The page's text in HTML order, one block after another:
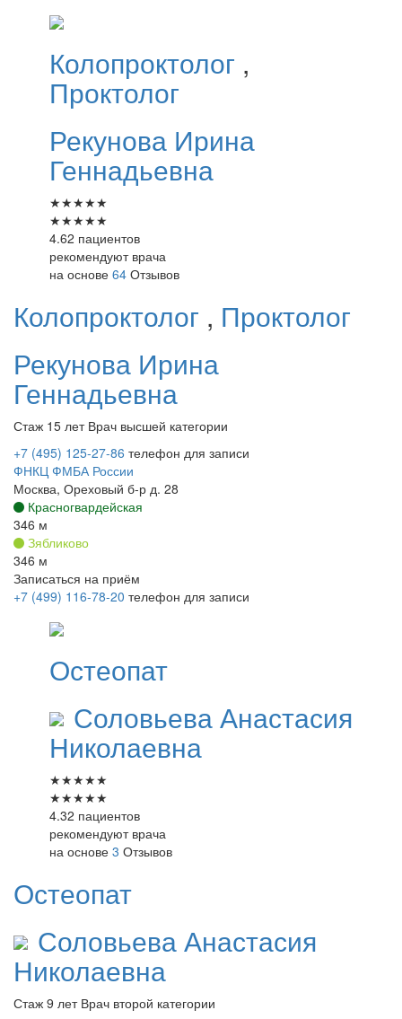
Колопроктолог ,
Проктолог
Рекунова Ирина
Геннадьевна
★★★★★
★★★★★
4.62 пациентов
рекомендуют врача
на основе 64 Отзывов
Колопроктолог , Проктолог
Рекунова Ирина
Геннадьевна
Стаж 15 лет Врач высшей категории
+7 (495) 125-27-86 телефон для записи
ФНКЦ ФМБА России
Москва, Ореховый б-р д. 28
Красногвардейская
346 м
Зябликово
346 м
Записаться на приём
+7 (499) 116-78-20 телефон для записи
Остеопат
СоловьеваАнастасия
Николаевна
★★★★★
★★★★★
4.32 пациентов
рекомендуют врача
на основе 3 Отзывов
Остеопат
СоловьеваАнастасия
Николаевна
Стаж 9 лет Врач второй категории